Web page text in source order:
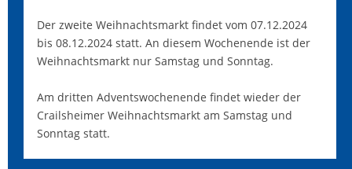
Der zweite Weihnachtsmarkt findet vom 07.12.2024
bis 08.12.2024 statt. An diesem Wochenende ist der
Weihnachtsmarkt nur Samstag und Sonntag.
Am dritten Adventswochenende findet wieder der
Crailsheimer Weihnachtsmarkt am Samstag und
Sonntag statt.